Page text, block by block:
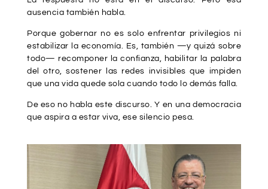
ausencia también habla.
Porque gobernar no es solo enfrentar privilegios ni
estabilizar la economía. Es, también —y quizá sobre
todo— recomponer la confianza, habilitar la palabra
del otro, sostener las redes invisibles que impiden
que una vida quede sola cuando todo lo demás falla.
De eso no habla este discurso. Y en una democracia
que aspira a estar viva, ese silencio pesa.